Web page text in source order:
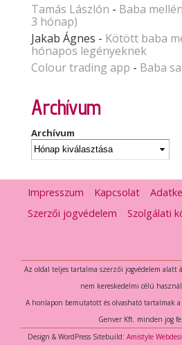
Tamás Lászlón - Baba
3 hónap)
Jakab Ágnes - Kötött baba
hónapos legényeknek
Colour trading app - Baba
Archívum
Archívum
Impresszum Kapcsolat
Szerzői jogvédelem
Szolgálati
Az oldal teljes tartalma szerzői jogvédelem alatt
nem kereskedelmi célú
A honlapon bemutatott és olvasható tartalmak
Genver Kft. minden jog
Design & WordPress Sitebuild: Amistyle